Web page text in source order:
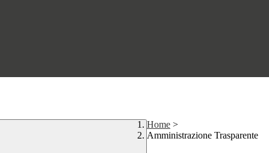
Home >
Amministrazione Trasparente